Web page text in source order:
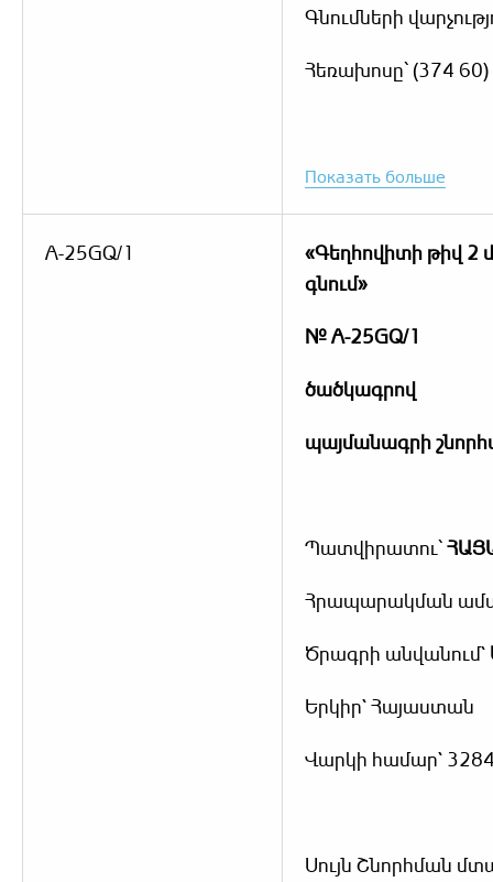
Գնումների
Հեռախոսը՝ (374
Показать больше
A-25GQ/1
«Գեղհովիտի թիվ 2
գնում»
№ A-25GQ/1
ծածկագրով
պայմանագրի
Պատվիրատու՝
Հրապարակման
Ծրագրի անվանում`
Երկիր` Հայաստան
Վարկի համար`
Սույն Շնորհման